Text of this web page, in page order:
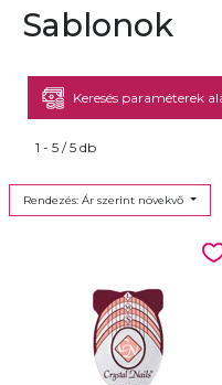
Sablonok
Keresés paraméterek
1 - 5 / 5 db
Rendezés: Ár szerint növekvő